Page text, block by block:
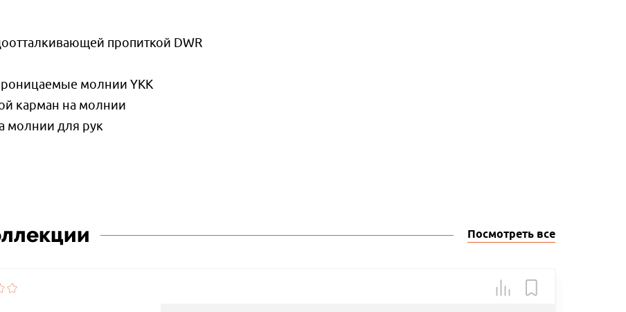
пропиткой DWR
молнии YKK
карман на молнии
молнии для рук
Посмотреть все